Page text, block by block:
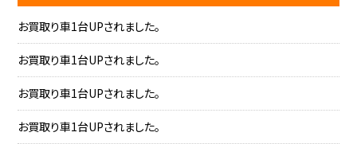
お買取り車1台UPされました。
お買取り車1台UPされました。
お買取り車1台UPされました。
お買取り車1台UPされました。